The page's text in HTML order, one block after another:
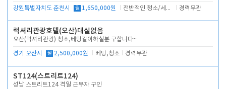
강원특별자치도 춘천시 월 1,650,000원 전반적인 청소/세탁업무 경력무관
럭셔리관광호텔(오산)대실없음
오산(럭셔리관광) 청소,베팅같이하실분 구합니다~
경기 오산시 월 2,500,000원 베팅,청소 경력무관
ST124(스트리트124)
성남 스트리트124 격일 근무자 구인